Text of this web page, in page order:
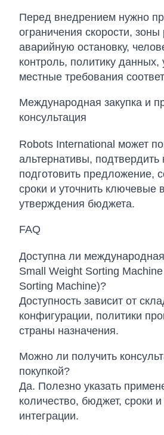
Перед внедрением нужно
ограничения скорости, зоны
аварийную остановку,
контроль, политику
местные требования
Международная закупка и
консультация
Robots International может
альтернативы,
подготовить предложение,
сроки и уточнить ключевые
утверждения бюджета.
FAQ
Доступна ли
Small Weight Sorting
Sorting Machine)?
Доступность зависит от
конфигурации, политики
страны назначения.
Можно ли получить
покупкой?
Да. Полезно указать
количество, бюджет, сроки
интеграции.